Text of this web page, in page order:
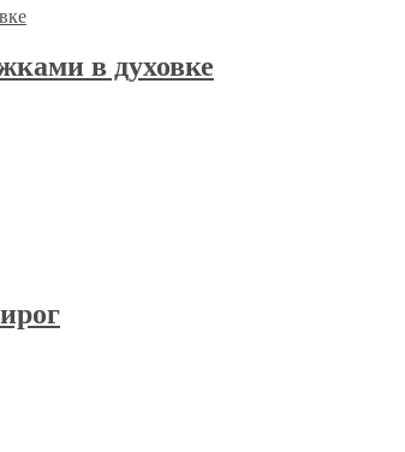
в духовке